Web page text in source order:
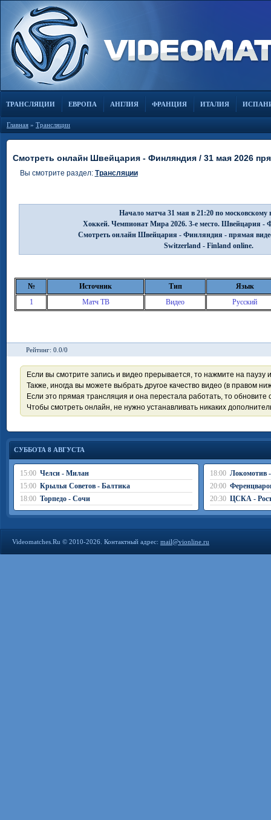
ТРАНСЛЯЦИИ ЕВРОПА АНГЛИЯ ФРАНЦИЯ ИТАЛИЯ
Главная » Трансляции
Смотреть онлайн Швейцария - Финляндия / 31 мая 2026
Вы смотрите раздел: Трансляции
Начало матча 31 мая в 21:20 по московскому
Хоккей. Чемпионат Мира 2026. 3-е место. Швейцария -
Смотреть онлайн Швейцария - Финляндия - прямая
Switzerland - Finland online.
№ Источник Тип
Язык
1
Матч ТВ Видео Русский
Рейтинг: 0.0/0
Если вы смотрите запись и видео прерывается, то нажмите на паузу
Также, иногда вы можете выбрать другое качество видео (в правом
Если это прямая трансляция и она перестала работать, то обновите
Чтобы смотреть онлайн, не нужно устанавливать никаких
СУББОТА 8 АВГУСТА
15:00 Челси - Милан
15:00 Крылья Советов - Балтика
18:00 Торпедо - Сочи
18:00 Локомотив
20:00
20:30 ЦСКА -
Videomatches.Ru © 2010-2026. Контактный адрес: mail@vionline.ru